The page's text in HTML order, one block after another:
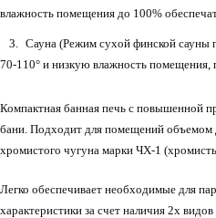
влажность помещения до 100%
Сауна (Режим сухой финской сауны
70-110° и низкую влажность
Компактная банная печь с повышенной
бани. Подходит для помещений
хромистого чугуна марки ЧХ-1
Легко обеспечивает необходимые для
характеристики за счет наличия 2х